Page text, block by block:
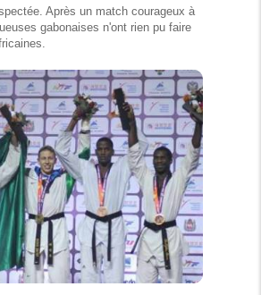
Après un match courageux à
gabonaises n'ont rien pu faire